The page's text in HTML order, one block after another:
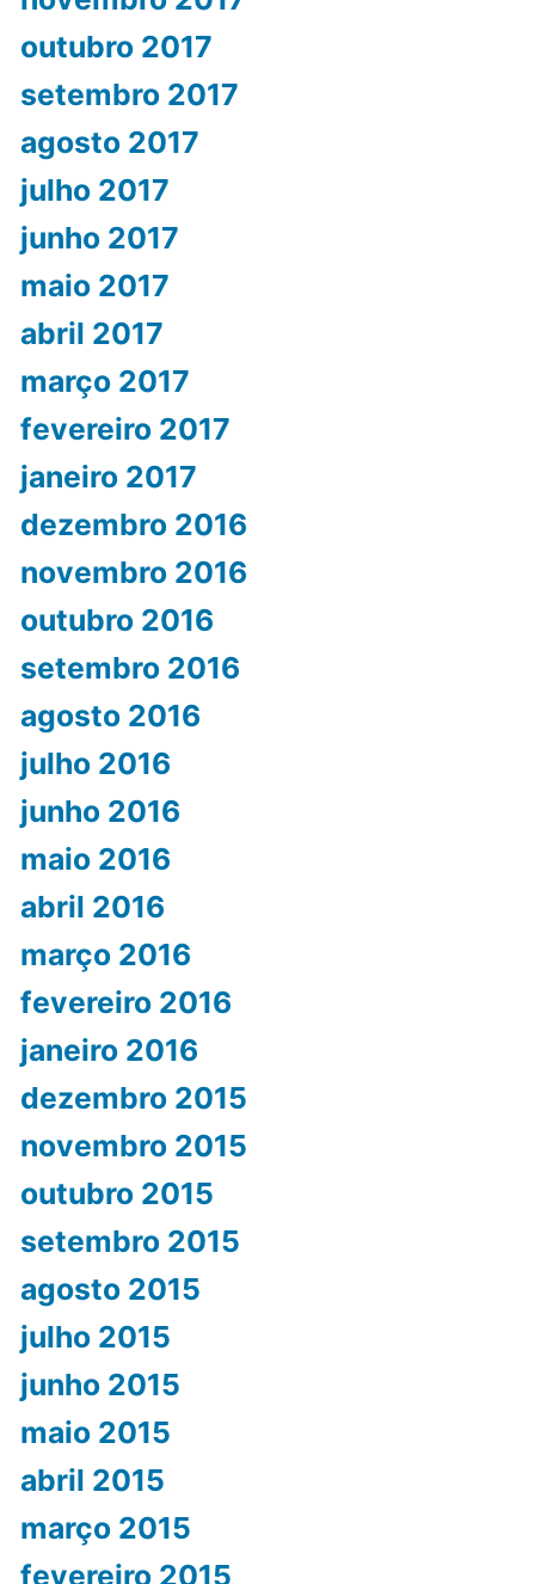
outubro 2017
setembro 2017
agosto 2017
julho 2017
junho 2017
maio 2017
abril 2017
março 2017
fevereiro 2017
janeiro 2017
dezembro 2016
novembro 2016
outubro 2016
setembro 2016
agosto 2016
julho 2016
junho 2016
maio 2016
abril 2016
março 2016
fevereiro 2016
janeiro 2016
dezembro 2015
novembro 2015
outubro 2015
setembro 2015
agosto 2015
julho 2015
junho 2015
maio 2015
abril 2015
março 2015
fevereiro 2015